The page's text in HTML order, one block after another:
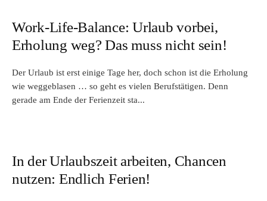
Work-Life-Balance: Urlaub vorbei,
Erholung weg? Das muss nicht sein!
Der Urlaub ist erst einige Tage her, doch schon ist die Erholung
wie weggeblasen … so geht es vielen Berufstätigen. Denn
gerade am Ende der Ferienzeit sta...
In der Urlaubszeit arbeiten, Chancen
nutzen: Endlich Ferien!